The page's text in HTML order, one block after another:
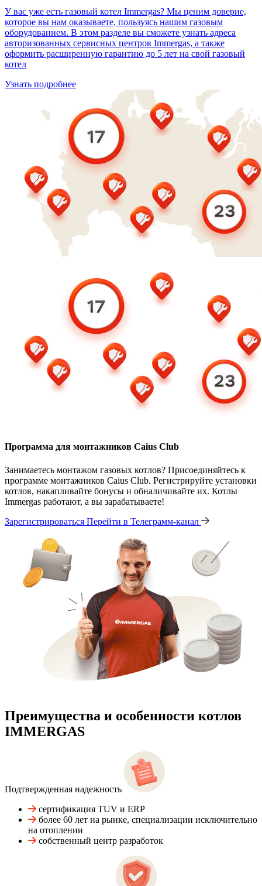
У вас уже есть газовый котел Immergas? Мы ценим доверие,
которое вы нам оказываете, пользуясь нашим газовым
оборудованием. В этом разделе вы сможете узнать адреса
авторизованных сервисных центров Immergas, а также
оформить расширенную гарантию до 5 лет на свой газовый
котел
Узнать подробнее
Программа для монтажников Caius Club
Занимаетесь монтажом газовых котлов? Присоединяйтесь к
программе монтажников Caius Club. Регистрируйте установки
котлов, накапливайте бонусы и обналичивайте их. Котлы
Immergas работают, а вы зарабатываете!
Зарегистрироваться Перейти в Телеграмм-канал
Преимущества и особенности котлов
IMMERGAS
Подтвержденная надежность
сертификация TUV и ERP
более 60 лет на рынке, специализации исключительно
на отоплении
собственный центр разработок